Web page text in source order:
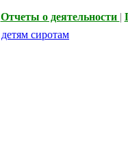
Отчеты о деятельности |